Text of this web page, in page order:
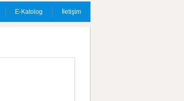
E-Katolog İletişim